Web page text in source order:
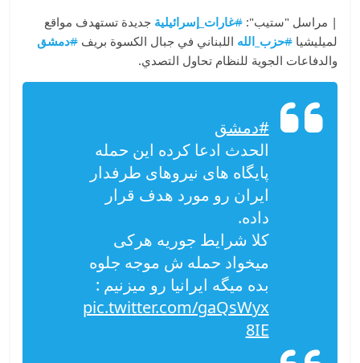
| مراسل "ستيب":#غارات_إسرائيلية جديدة تستهدف مواقع
لميليشيا#حزب_الله اللبناني في جبال الكسوة بريف#دمشق
والدفاعات الجوية للنظام تحاول التصدي.
#دمشق
الحدث ادعا کرده این حمله
پایگاه های نیروهای طرفدار
ایران رو مورد هدف قرار
داده.
کلا شرایط جوریه هرکی
میخواد حمله ش موجه جلوه
بده میگه ایرانیا رو میزنیم :
pic.twitter.com/gaQsWyx
8IE